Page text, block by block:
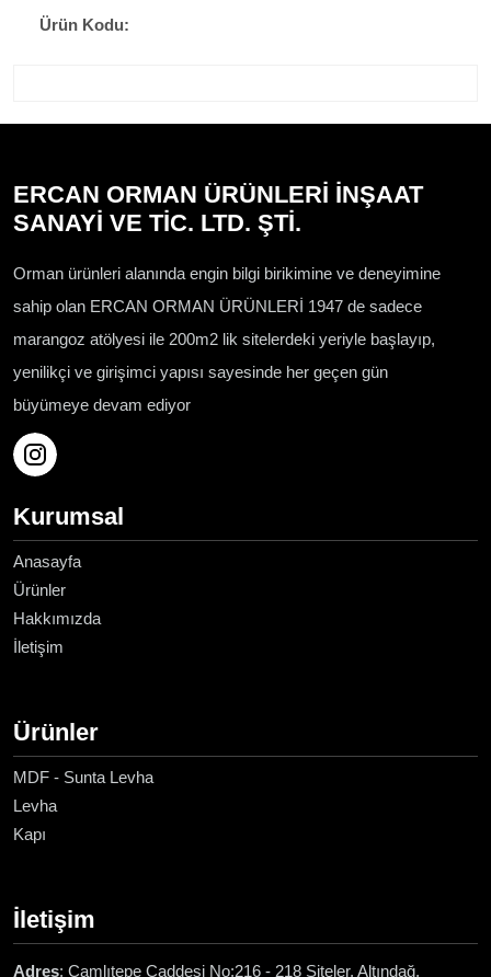
Ürün Kodu:
ERCAN ORMAN ÜRÜNLERİ İNŞAAT
SANAYİ VE TİC. LTD. ŞTİ.
Orman ürünleri alanında engin bilgi birikimine ve deneyimine
sahip olan ERCAN ORMAN ÜRÜNLERİ 1947 de sadece
marangoz atölyesi ile 200m2 lik sitelerdeki yeriyle başlayıp,
yenilikçi ve girişimci yapısı sayesinde her geçen gün
büyümeye devam ediyor
Kurumsal
Anasayfa
Ürünler
Hakkımızda
İletişim
Ürünler
MDF - Sunta Levha
Levha
Kapı
İletişim
Adres: Çamlıtepe Caddesi No:216 - 218 Siteler, Altındağ,